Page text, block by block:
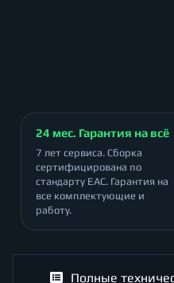
24 мес. Гарантия на всё
7 лет сервиса. Сборка
сертифицирована по
стандарту ЕАС. Гарантия на
все комплектующие и
работу.
Полные